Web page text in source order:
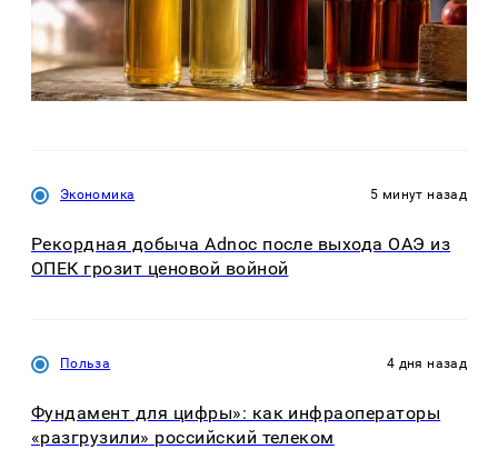
Экономика 5 минут назад
Рекордная добыча Adnoc после выхода ОАЭ из
ОПЕК грозит ценовой войной
Польза 4 дня назад
Фундамент для цифры»: как инфраоператоры
«разгрузили» российский телеком